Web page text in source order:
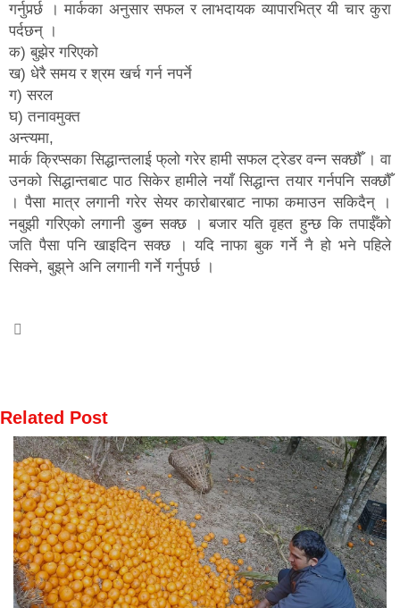
गर्नुपर्र्छ । मार्कका अनुसार सफल र लाभदायक व्यापारभित्र यी चार कुरा
पर्दछन् ।
क) बुझेर गरिएको
ख) धेरै समय र श्रम खर्च गर्न नपर्ने
ग) सरल
घ) तनावमुक्त
अन्त्यमा,
मार्क क्रिप्सका सिद्धान्तलाई फ्‌लो गरेर हामी सफल ट्रेडर वन्न सक्छौँ । वा
उनको सिद्धान्तबाट पाठ सिकेर हामीले नयाँ सिद्धान्त तयार गर्नपनि सक्छौँ
। पैसा मात्र लगानी गरेर सेयर कारोबारबाट नाफा कमाउन सकिदैन् ।
नबुझी गरिएको लगानी डुब्न सक्छ । बजार यति वृहत हुन्छ कि तपाईँको
जति पैसा पनि खाइदिन सक्छ । यदि नाफा बुक गर्ने नै हो भने पहिले
सिक्ने, बुझ्‌ने अनि लगानी गर्ने गर्नुपर्छ ।
Related Post